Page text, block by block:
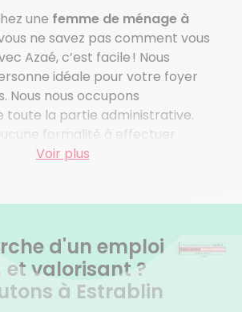
villes
une femme de ménage à
ne savez pas comment vous
Azaé, c’est facile ! Nous
idéale pour votre foyer
Nous nous occupons
toute la partie administrative.
formalité à effectuer
rangée ! Sans avoir eu
les jours en faisant appel à
ménage à Vienne. Elle prendra
afin que vous puissiez
pendant vos temps
Voir plus
d'un emploi
et valorisant ?
à Estrablin